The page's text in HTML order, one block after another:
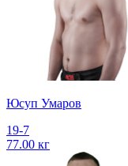
Юсуп Умаров
19-7
77.00 кг